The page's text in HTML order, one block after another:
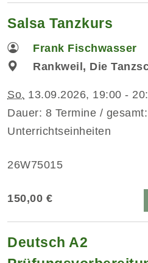
Salsa Tanzkurs
Frank Fischwasser
Rankweil, Die
So. 13.09.2026, 19:00 -
Dauer: 8 Termine /
Unterrichtseinheiten
26W75015
150,00 €
Deutsch A2